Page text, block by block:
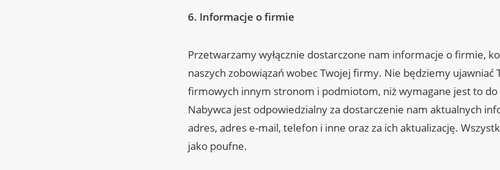
6. Informacje o firmie
Przetwarzamy wyłącznie dostarczone nam informacje o firmie,
naszych zobowiązań wobec Twojej firmy. Nie będziemy ujawniać
firmowych innym stronom i podmiotom, niż wymagane jest to do
Nabywca jest odpowiedzialny za dostarczenie nam aktualnych
adres, adres e-mail, telefon i inne oraz za ich aktualizację.
jako poufne.